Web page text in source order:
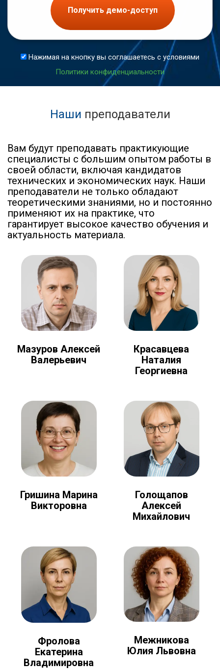
Получить демо-доступ
Нажимая на кнопку вы соглашаетесь с условиями
Политики конфиденциальности
Наши преподаватели
Вам будут преподавать практикующие
специалисты с большим опытом работы в
своей области, включая кандидатов
технических и экономических наук. Наши
преподаватели не только обладают
теоретическими знаниями, но и постоянно
применяют их на практике, что
гарантирует высокое качество обучения и
актуальность материала.
Мазуров Алексей
Валерьевич
Красавцева
Наталия
Георгиевна
Гришина Марина
Викторовна
Голощапов
Алексей
Михайлович
Фролова
Екатерина
Владимировна
Межникова
Юлия Львовна